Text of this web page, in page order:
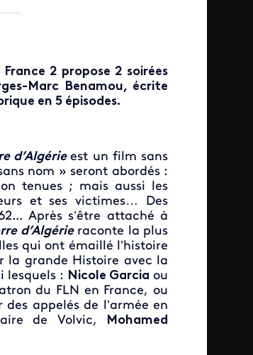
2 propose 2 soirées
Marc Benamou, écrite
en 5 épisodes.
d’Algérieest un film sans
nom » seront abordés :
tenues ; mais aussi les
et ses victimes… Des
Après s’être attaché à
d’Algérieraconte la plus
qui ont émaillé l’histoire
la grande Histoire avec la
lesquels : Nicole Garcia ou
du FLN en France, ou
appelés de l’armée en
de Volvic,
Mohamed